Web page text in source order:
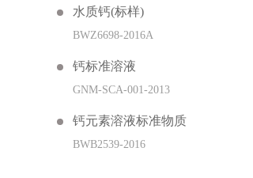
水质钙(标样)
BWZ6698-2016A
钙标准溶液
GNM-SCA-001-2013
钙元素溶液标准物质
BWB2539-2016